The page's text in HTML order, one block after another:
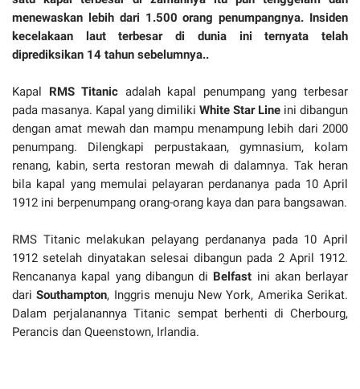
menewaskan lebih dari 1.500 orang penumpangnya. Insiden
kecelakaan laut terbesar di dunia ini ternyata telah
diprediksikan 14 tahun sebelumnya..
Kapal RMS Titanic adalah kapal penumpang yang terbesar
pada masanya. Kapal yang dimiliki White Star Line ini dibangun
dengan amat mewah dan mampu menampung lebih dari 2000
penumpang. Dilengkapi perpustakaan, gymnasium, kolam
renang, kabin, serta restoran mewah di dalamnya. Tak heran
bila kapal yang memulai pelayaran perdananya pada 10 April
1912 ini berpenumpang orang-orang kaya dan para bangsawan.
RMS Titanic melakukan pelayang perdananya pada 10 April
1912 setelah dinyatakan selesai dibangun pada 2 April 1912.
Rencananya kapal yang dibangun di Belfast ini akan berlayar
dariSouthampton, Inggris menuju New York, Amerika Serikat.
Dalam perjalanannya Titanic sempat berhenti di Cherbourg,
Perancis dan Queenstown, Irlandia.